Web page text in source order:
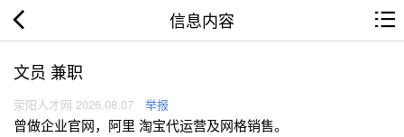
信息内容
文员 兼职
荥阳人才网 2026.08.07 举报
曾做企业官网，阿里 淘宝代运营及网格销售。